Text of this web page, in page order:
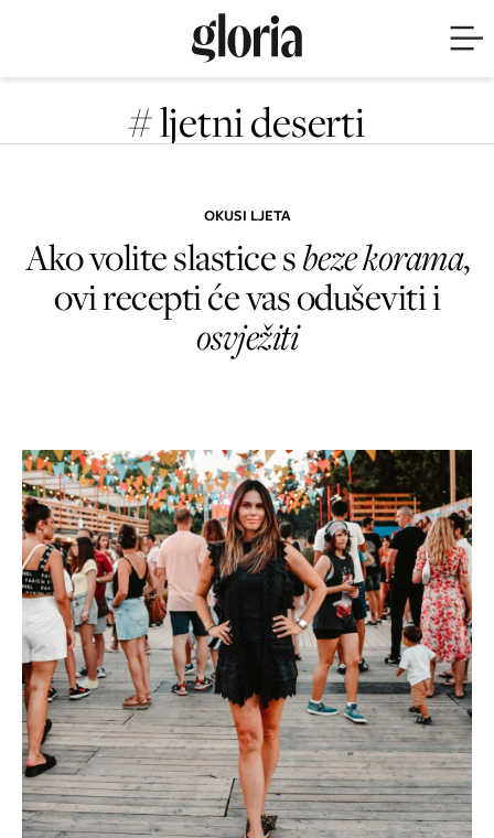
# ljetni deserti
OKUSI LJETA
Ako volite slastice sbeze korama,
ovi recepti će vas oduševiti i
osvježiti